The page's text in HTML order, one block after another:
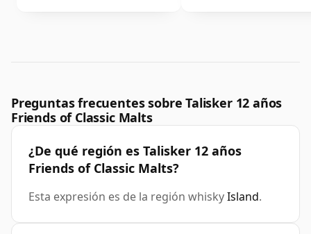
Preguntas frecuentes sobre Talisker 12 años
Friends of Classic Malts
¿De qué región es Talisker 12 años
Friends of Classic Malts?
Esta expresión es de la región whiskyIsland.